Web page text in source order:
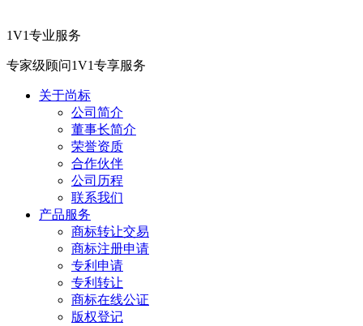
1V1专业服务
专家级顾问1V1专享服务
关于尚标
公司简介
董事长简介
荣誉资质
合作伙伴
公司历程
联系我们
产品服务
商标转让交易
商标注册申请
专利申请
专利转让
商标在线公证
版权登记